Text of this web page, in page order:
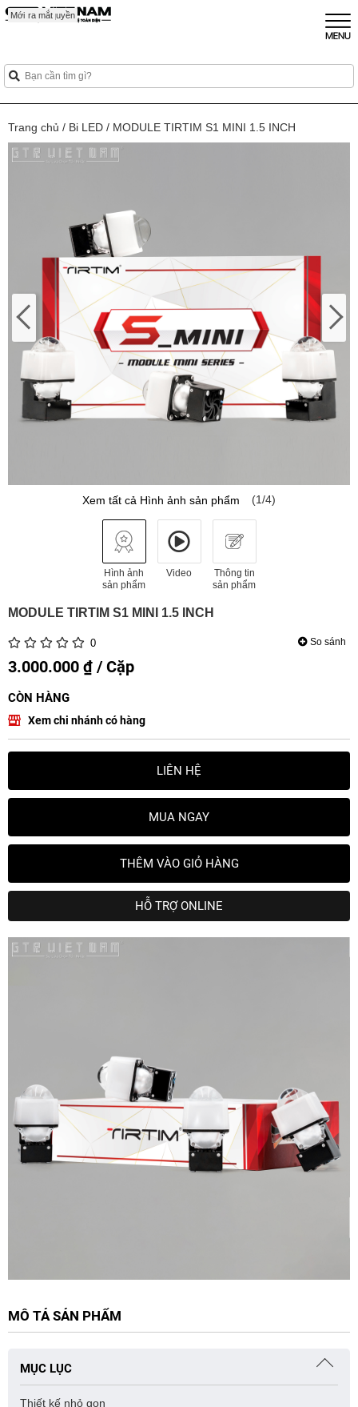
Trang chủ / Bi LED / MODULE TIRTIM S1 MINI 1.5 INCH
Xem tất cả Hình ảnh sản phẩm (1/4)
Hình ảnh
sản phẩm
Video
Thông tin
sản phẩm
MODULE TIRTIM S1 MINI 1.5 INCH
0 So sánh
3.000.000 ₫ / Cặp
CÒN HÀNG
Xem chi nhánh có hàng
LIÊN HỆ
MUA NGAY
THÊM VÀO GIỎ HÀNG
HỖ TRỢ ONLINE
MÔ TẢ SẢN PHẨM
MỤC LỤC
Thiết kế nhỏ gọn
Mới Độc quyền
Sắp ra mắt
Mới
Mới